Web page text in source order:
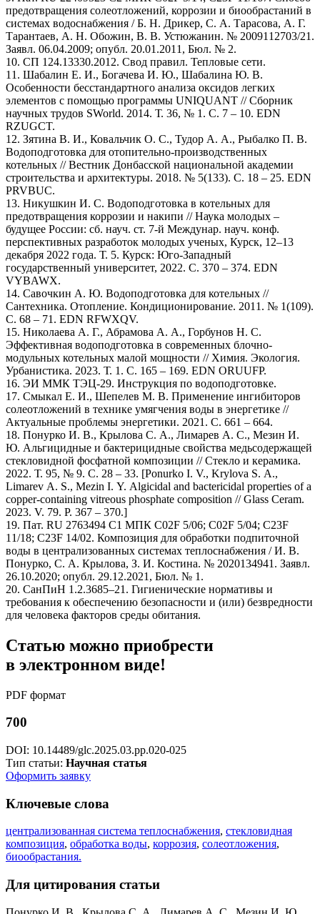
предотвращения солеотложений, коррозии и биообрастаний в
системах водоснабжения / Б. Н. Дрикер, С. А. Тарасова, А. Г.
Тарантаев, А. Н. Обожин, В. В. Устюжанин. № 2009112703/21.
Заявл. 06.04.2009; опубл. 20.01.2011, Бюл. № 2.
10. СП 124.13330.2012. Свод правил. Тепловые сети.
11. Шабалин Е. И., Богачева И. Ю., Шабалина Ю. В.
Особенности бесстандартного анализа оксидов легких
элементов с помощью программы UNIQUANT // Сборник
научных трудов SWorld. 2014. Т. 36, № 1. С. 7 – 10. EDN
RZUGCT.
12. Зятина В. И., Ковальчик О. С., Тудор А. А., Рыбалко П. В.
Водоподготовка для отопительно-производственных
котельных // Вестник Донбасской национальной академии
строительства и архитектуры. 2018. № 5(133). С. 18 – 25. EDN
PRVBUC.
13. Никушкин И. С. Водоподготовка в котельных для
предотвращения коррозии и накипи // Наука молодых –
будущее России: сб. науч. ст. 7-й Междунар. науч. конф.
перспективных разработок молодых ученых, Курск, 12–13
декабря 2022 года. Т. 5. Курск: Юго-Западный
государственный университет, 2022. С. 370 – 374. EDN
VYBAWX.
14. Савочкин А. Ю. Водоподготовка для котельных //
Сантехника. Отопление. Кондиционирование. 2011. № 1(109).
С. 68 – 71. EDN RFWXQV.
15. Николаева А. Г., Абрамова А. А., Горбунов Н. С.
Эффективная водоподготовка в современных блочно-
модульных котельных малой мощности // Химия. Экология.
Урбанистика. 2023. Т. 1. С. 165 – 169. EDN ORUUFP.
16. ЭИ ММК ТЭЦ-29. Инструкция по водоподготовке.
17. Смыкал Е. И., Шепелев М. В. Применение ингибиторов
солеотложений в технике умягчения воды в энергетике //
Актуальные проблемы энергетики. 2021. С. 661 – 664.
18. Понурко И. В., Крылова С. А., Лимарев А. С., Мезин И.
Ю. Альгицидные и бактерицидные свойства медьсодержащей
стекловидной фосфатной композиции // Стекло и керамика.
2022. Т. 95, № 9. С. 28 – 33. [Ponurko I. V., Krylova S. A.,
Limarev A. S., Mezin I. Y. Algicidal and bactericidal properties of a
copper-containing vitreous phosphate composition // Glass Ceram.
2023. V. 79. P. 367 – 370.]
19. Пат. RU 2763494 С1 МПК C02F 5/06; C02F 5/04; C23F
11/18; C23F 14/02. Композиция для обработки подпиточной
воды в централизованных системах теплоснабжения / И. В.
Понурко, С. А. Крылова, З. И. Костина. № 2020134941. Заявл.
26.10.2020; опубл. 29.12.2021, Бюл. № 1.
20. СанПиН 1.2.3685–21. Гигиенические нормативы и
требования к обеспечению безопасности и (или) безвредности
для человека факторов среды обитания.
Статью можно приобрести
в электронном виде!
PDF формат
700
DOI: 10.14489/glc.2025.03.pp.020-025
Тип статьи: Научная статья
Оформить заявку
Ключевые слова
централизованная система теплоснабжения, стекловидная
композиция, обработка воды, коррозия, солеотложения,
биообрастания.
Для цитирования статьи